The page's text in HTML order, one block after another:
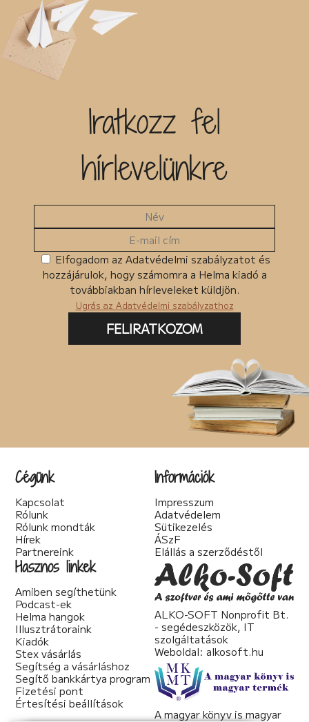
Iratkozz fel
hírlevelünkre
Elfogadom az Adatvédelmi szabályzatot és
hozzájárulok, hogy számomra a Helma kiadó a
továbbiakban hírleveleket küldjön.
Ugrás az Adatvédelmi szabályzathoz
FELIRATKOZOM
Cégünk
Kapcsolat
Rólunk
Rólunk mondták
Hírek
Partnereink
Információk
Impresszum
Adatvédelem
Sütikezelés
ÁSzF
Elállás a szerződéstől
Hasznos linkek
Amiben segíthetünk
Podcast-ek
Helma hangok
Illusztrátoraink
Kiadók
Stex vásárlás
Segítség a vásárláshoz
Segítő bankkártya program
Fizetési pont
Értesítési beállítások
ALKO-SOFT Nonprofit Bt.
- segédeszközök, IT
szolgáltatások
Weboldal: alkosoft.hu
A magyar könyv is magyar